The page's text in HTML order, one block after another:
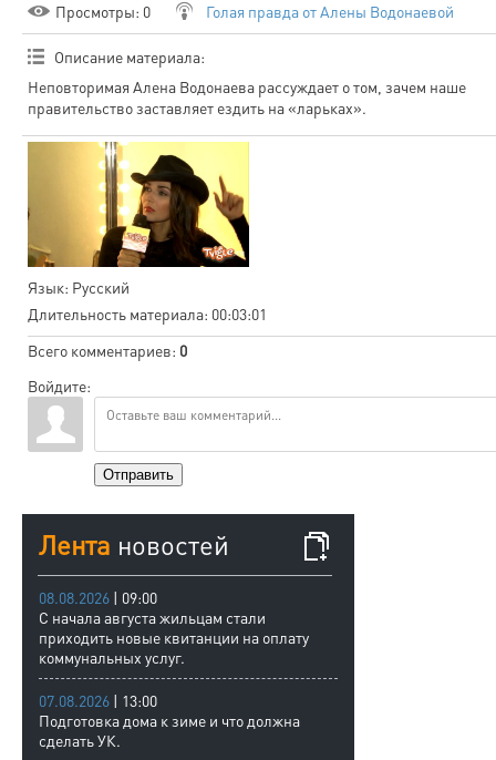
Просмотры: 0 Голая правда от Алены Водонаевой
Описание материала:
Неповторимая Алена Водонаева рассуждает о том, зачем наше
правительство заставляет ездить на «ларьках».
Язык: Русский
Длительность материала: 00:03:01
Всего комментариев: 0
Войдите:
Отправить
Лента новостей
08.08.2026 | 09:00
С начала августа жильцам стали
приходить новые квитанции на оплату
коммунальных услуг.
07.08.2026 | 13:00
Подготовка дома к зиме и что должна
сделать УК.